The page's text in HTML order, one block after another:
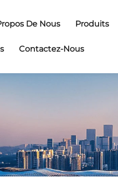
De Nous Produits
Contactez-Nous